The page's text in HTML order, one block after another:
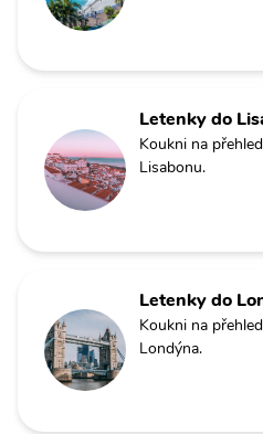
Letenky do
Koukni na
Lisabonu.
Letenky do
Koukni na
Londýna.